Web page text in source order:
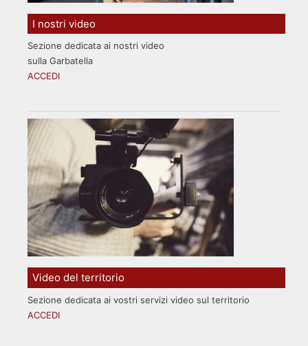
I nostri video
Sezione dedicata ai nostri video
sulla Garbatella
ACCEDI
Video del territorio
Sezione dedicata ai vostri servizi video sul territorio
ACCEDI